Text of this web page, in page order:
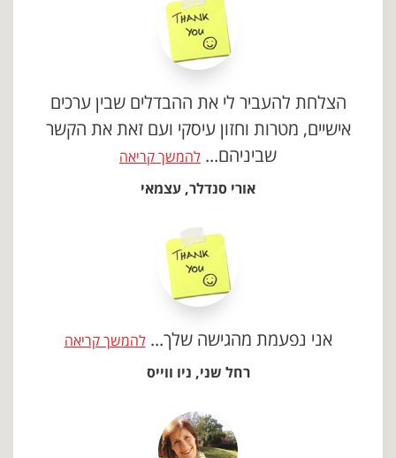
הצלחת להעביר לי את ההבדלים שבין ערכים
אישיים, מטרות וחזון עיסקי ועם זאת את הקשר
שביניהם... להמשך קריאה
אורי סנדלר, עצמאי
אני נפעמת מהגישה שלך...להמשך קריאה
רחל שני, ניו ווייס